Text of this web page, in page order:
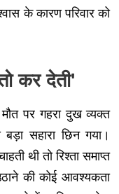
के कारण परिवार को
कर देती'
पर गहरा दुख व्यक्त
सहारा छिन गया।
थी तो रिश्ता समाप्त
की कोई आवश्यकता